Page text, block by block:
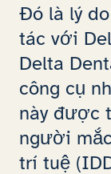
Đó là lý
tác với
Delta
công cụ
này được
người
trí tuệ